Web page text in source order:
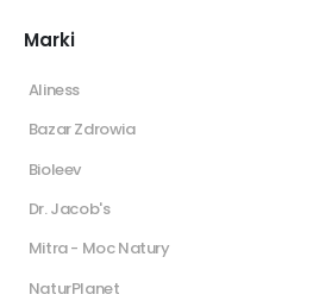
Marki
Aliness
Bazar Zdrowia
Bioleev
Dr. Jacob's
Mitra - Moc Natury
NaturPlanet